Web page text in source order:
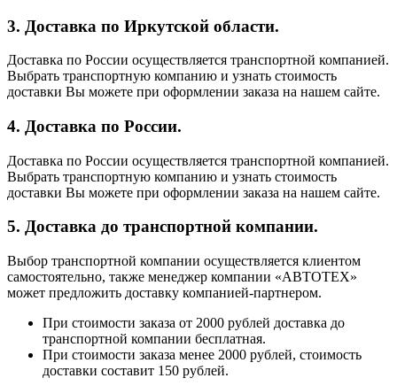
3. Доставка по Иркутской области.
Доставка по России осуществляется транспортной компанией.
Выбрать транспортную компанию и узнать стоимость
доставки Вы можете при оформлении заказа на нашем сайте.
4. Доставка по России.
Доставка по России осуществляется транспортной компанией.
Выбрать транспортную компанию и узнать стоимость
доставки Вы можете при оформлении заказа на нашем сайте.
5. Доставка до транспортной компании.
Выбор транспортной компании осуществляется клиентом
самостоятельно, также менеджер компании «АВТОТЕХ»
может предложить доставку компанией-партнером.
При стоимости заказа от 2000 рублей доставка до
транспортной компании бесплатная.
При стоимости заказа менее 2000 рублей, стоимость
доставки составит 150 рублей.